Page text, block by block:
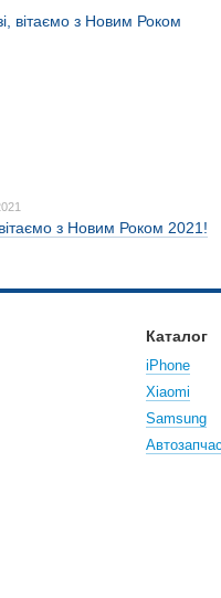
з Новим Роком 2021!
Каталог
iPhone
Xiaomi
Samsung